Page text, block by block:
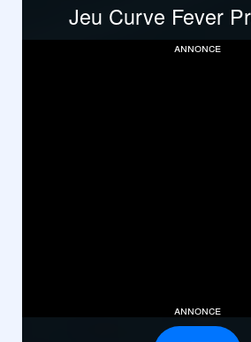
Jeu Curve Fever
annonce
annonce